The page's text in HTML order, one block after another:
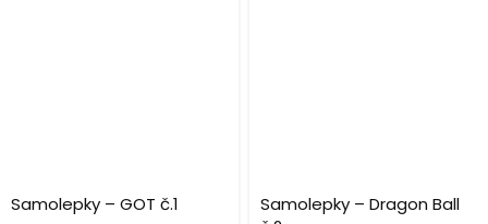
Samolepky – GOT č.1
Samolepky – Dragon Ball